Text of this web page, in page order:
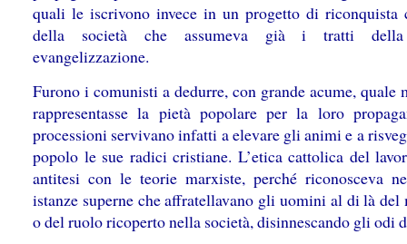
quali le iscrivono invece in un progetto di riconquista
della società che assumeva già i tratti della
evangelizzazione.
Furono i comunisti a dedurre, con grande acume, quale
rappresentasse la pietà popolare per la loro
processioni servivano infatti a elevare gli animi e a
popolo le sue radici cristiane. L’etica cattolica del
antitesi con le teorie marxiste, perché riconosceva
istanze superne che affratellavano gli uomini al di là del
o del ruolo ricoperto nella società, disinnescando gli odi